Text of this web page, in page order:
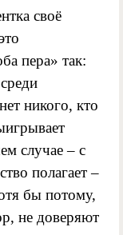
своё
пера» так:
никого, кто
случае – с
полагает –
бы потому,
не доверяют